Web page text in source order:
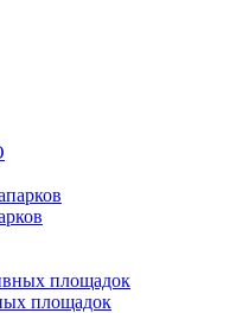
площадок